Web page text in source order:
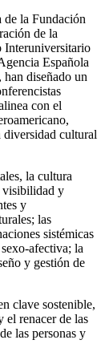
la Fundación
de la
Interuniversitario
Española
diseñado un
con el
cultural
la cultura
visibilidad y
y
las
sistémicas
afectiva; la
y gestión de
clave sostenible,
renacer de las
las personas y